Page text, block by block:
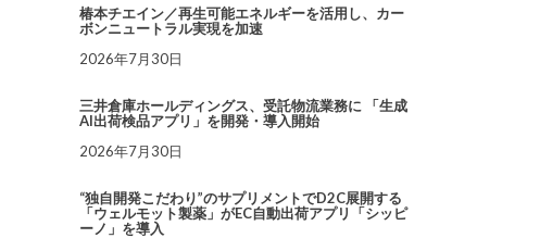
椿本チエイン／再生可能エネルギーを活用し、カー
ボンニュートラル実現を加速
2026年7月30日
三井倉庫ホールディングス、受託物流業務に 「生成
AI出荷検品アプリ」を開発・導入開始
2026年7月30日
“独自開発こだわり”のサプリメントでD2C展開する
「ウェルモット製薬」がEC自動出荷アプリ「シッピ
ーノ」を導入